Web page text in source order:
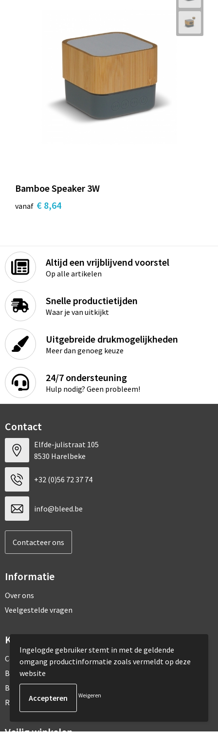
Bamboe Speaker 3W
vanaf € 8,64
Altijd een vrijblijvend voorstel
Op alle artikelen
Snelle productietijden
Waar je van uitkijkt
Uitgebreide drukmogelijkheden
Meer dan genoeg keuze
24/7 ondersteuning
Hulp nodig? Geen probleem!
Contact
Elfde-julistraat 105
8530 Harelbeke
+32 (0)56 72 37 74
info@bleed.be
Contacteer ons
Informatie
Over ons
Veelgestelde vragen
Klantenservice
Contact
Bestelling & Bezorging
Betaalmethoden
Retourneren
Veilig winkelen
Ingelogde gebruiker stemt in met de geldende
omgang productinformatie zoals vermeldt op deze
website
Weigeren